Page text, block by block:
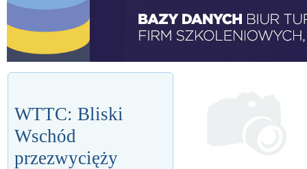
WTTC: Bliski
Wschód
przezwycięży